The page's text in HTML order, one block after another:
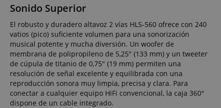
Sonido Superior
El robusto y duradero altavoz 2 vías HLS-560 ofrece con 240
vatios (pico) suficiente volumen para una sonorización
musical potente y mucha diversión. Un woofer de
membrana de polipropileno de 5,25" (133 mm) y un tweeter
de cúpula de titanio de 0,75" (19 mm) permiten una
resolución de señal excelente y equilibrada con una
reproducción sonora muy limpia, precisa y clara. Para
conectar a cualquier equipo HiFi convencional, la caja 360°
dispone de un cable integrado.